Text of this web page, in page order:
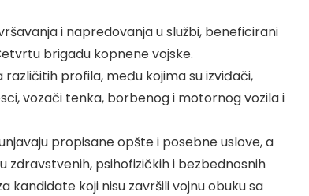
i napredovanja u službi, beneficirani
brigadu kopnene vojske.
profila, među kojima su izviđači,
vozači tenka, borbenog i motornog vozila i
propisane opšte i posebne uslove, a
psihofizičkih i bezbednosnih
kandidate koji nisu završili vojnu obuku sa